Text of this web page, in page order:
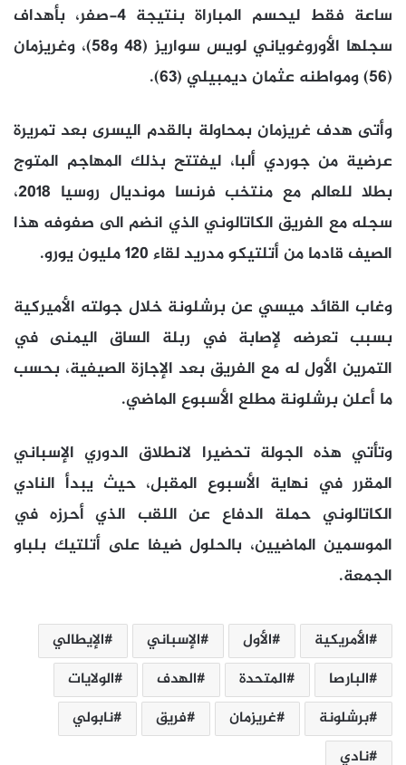
ساعة فقط ليحسم المباراة بنتيجة 4-صفر، بأهداف
سجلها الأوروغوياني لويس سواريز (48 و58)، وغريزمان
(56) ومواطنه عثمان ديمبيلي (63).
وأتى هدف غريزمان بمحاولة بالقدم اليسرى بعد تمريرة
عرضية من جوردي ألبا، ليفتتح بذلك المهاجم المتوج
بطلا للعالم مع منتخب فرنسا مونديال روسيا 2018،
سجله مع الفريق الكاتالوني الذي انضم الى صفوفه هذا
الصيف قادما من أتلتيكو مدريد لقاء 120 مليون يورو.
وغاب القائد ميسي عن برشلونة خلال جولته الأميركية
بسبب تعرضه لإصابة في ربلة الساق اليمنى في
التمرين الأول له مع الفريق بعد الإجازة الصيفية، بحسب
ما أعلن برشلونة مطلع الأسبوع الماضي.
وتأتي هذه الجولة تحضيرا لانطلاق الدوري الإسباني
المقرر في نهاية الأسبوع المقبل، حيث يبدأ النادي
الكاتالوني حملة الدفاع عن اللقب الذي أحرزه في
الموسمين الماضيين، بالحلول ضيفا على أتلتيك بلباو
الجمعة.
الأمريكية الأول الإسباني
الإيطالي
البارصا
المتحدة الهدف
الولايات
برشلونة
غريزمان فريق
نابولي
نادي